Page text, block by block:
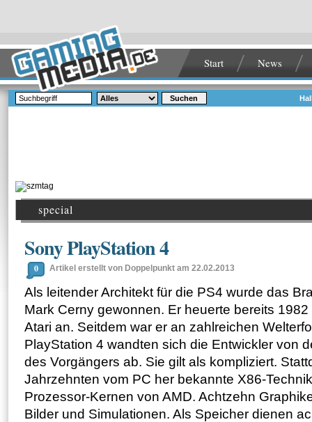
Start News
Suchen
special
Sony PlayStation 4
0 Artikel erstellt von Doppelpunkt am 22.02.2013
Als leitender Architekt für die PS4 wurde das
Mark Cerny gewonnen. Er heuerte bereits
Atari an. Seitdem war er an zahlreichen
PlayStation 4 wandten sich die Entwickler von
des Vorgängers ab. Sie gilt als kompliziert.
Jahrzehnten vom PC her bekannte X86-
Prozessor-Kernen von AMD. Achtzehn
Bilder und Simulationen. Als Speicher dienen